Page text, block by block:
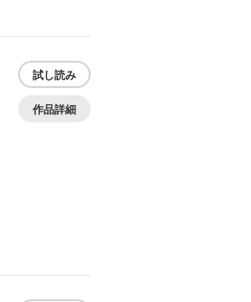
試し読み
作品詳細